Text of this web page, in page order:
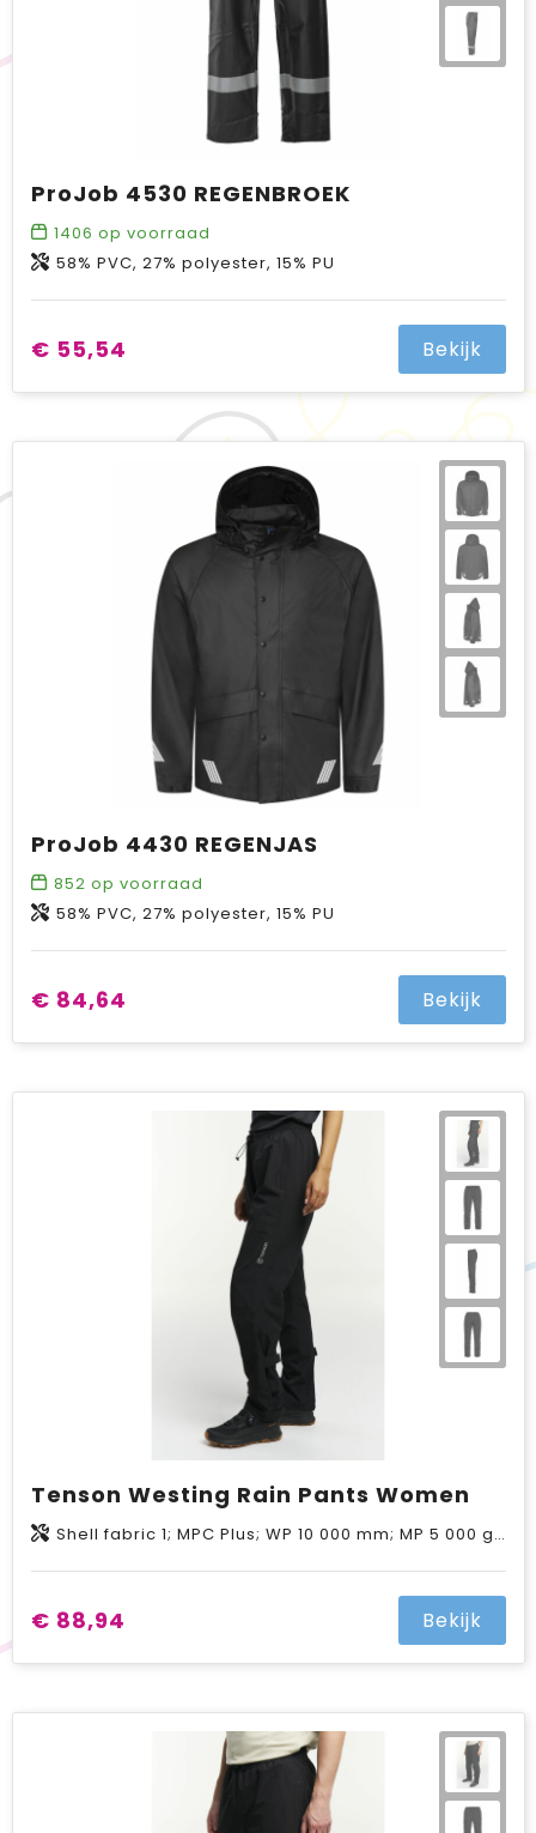
ProJob 4530 REGENBROEK
1406 op voorraad
58% PVC, 27% polyester, 15% PU
€ 55,54 Bekijk
ProJob 4430 REGENJAS
852 op voorraad
58% PVC, 27% polyester, 15% PU
€ 84,64 Bekijk
Tenson Westing Rain Pants Women
Shell fabric 1; MPC Plus; WP 10 000 mm; MP 5 000 g/m2/24h; PFC-free water repellent finish; 100% Recycled Polyester ;Lining; 100% Polyester
€ 88,94 Bekijk